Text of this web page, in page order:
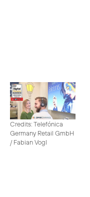
Credits: Telefónica
Germany Retail GmbH
/ Fabian Vogl